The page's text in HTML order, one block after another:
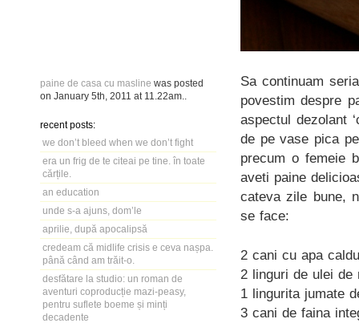
paine de casa cu masline was posted
on January 5th, 2011 at 11.22am
recent posts:
we don’t bleed when we don’t fight
era un frig de te citeai pe tine. în toate
cărțile.
an education
unde s-a ajuns, dom’le
aprilie, după apocalipsă
credeam că midlife crisis e ceva nașpa.
până când am trăit-o.
desfătare la studio: un roman de
aventuri coproducție mazi-peasy,
pentru suflete boeme și minți
decadente
Sa continuam
povestim despre
aspectul dezolant
de pe vase pica
precum o femeie
aveti paine
cateva zile bune,
se face:
2 cani cu apa
2 linguri de ulei de
1 lingurita jumate
3 cani de faina